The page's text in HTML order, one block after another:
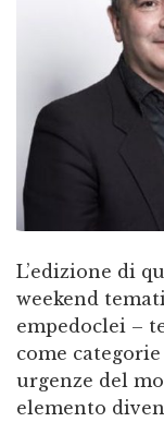
L’edizione di
weekend
empedoclei –
come
urgenze del
elemento